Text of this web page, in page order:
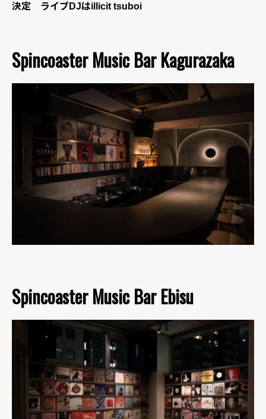
決定 ライブDJはillicit tsuboi
Spincoaster Music Bar Kagurazaka
Spincoaster Music Bar Ebisu